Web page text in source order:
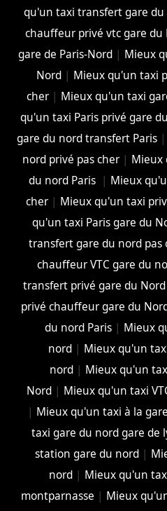
qu'un taxi transfert gare du
chauffeur privé vtc gare du
gare de Paris-Nord | Mieux
Nord| Mieux qu'un taxi
cher | Mieux qu'un taxi
qu'un taxi Paris privé gare
gare du nord transfert Paris|
nord privé pas cher | Mieux
du nord Paris | Mieux
cher | Mieux qu'un taxi
qu'un taxi Paris gare du
transfert gare du nord pas
chauffeur VTC gare du
transfert privé gare du Nord
privé chauffeur gare du
du nord Paris| Mieux
nord | Mieux qu'un
nord| Mieux qu'un
Nord| Mieux qu'un taxi
| Mieux qu'un taxi à la
taxi gare du nord gare de
station gare du nord|
nord| Mieux qu'un
montparnasse | Mieux